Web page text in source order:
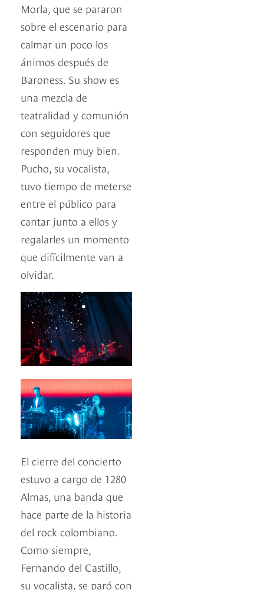
Morla, que se pararon
sobre el escenario para
calmar un poco los
ánimos después de
Baroness. Su show es
una mezcla de
teatralidad y comunión
con seguidores que
responden muy bien.
Pucho, su vocalista,
tuvo tiempo de meterse
entre el público para
cantar junto a ellos y
regalarles un momento
que difícilmente van a
olvidar.
El cierre del concierto
estuvo a cargo de 1280
Almas, una banda que
hace parte de la historia
del rock colombiano.
Como siempre,
Fernando del Castillo,
su vocalista, se paró con